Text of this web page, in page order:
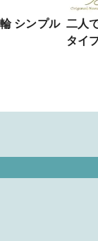
シンプル 二人
タイ